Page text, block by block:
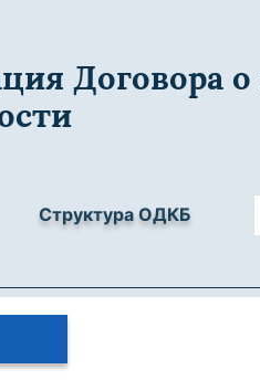
Договора
Структура ОДКБ